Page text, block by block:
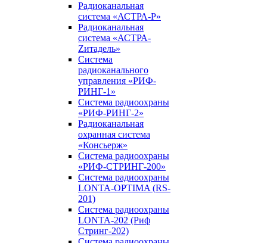
Радиоканальная
система «АСТРА-Р»
Радиоканальная
система «АСТРА-
Zитадель»
Система
радиоканального
управления «РИФ-
РИНГ-1»
Система радиоохраны
«РИФ-РИНГ-2»
Радиоканальная
охранная система
«Консьерж»
Система радиоохраны
«РИФ-СТРИНГ-200»
Система радиоохраны
LONTA-OPTIMA (RS-
201)
Система радиоохраны
LONTA-202 (Риф
Стринг-202)